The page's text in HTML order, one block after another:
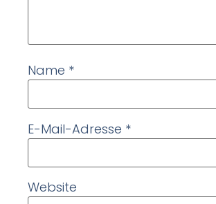
Name *
E-Mail-Adresse *
Website